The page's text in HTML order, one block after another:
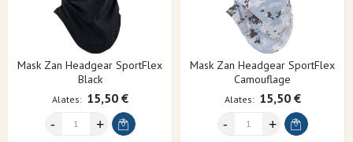
Mask Zan Headgear SportFlex
Black
Alates 15,50 €
Mask Zan Headgear SportFlex
Camouflage
Alates 15,50 €